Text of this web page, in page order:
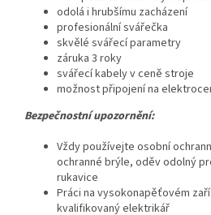
odolá i hrubšímu zacházení
profesionální svářečka
skvělé svářecí parametry
záruka 3 roky
svářecí kabely v ceně stroje
možnost připojení na
Bezpečnostní upozornění:
Vždy používejte osobní
ochranné brýle, oděv odolný
rukavice
Práci na vysokonapěťovém
kvalifikovaný elektrikář